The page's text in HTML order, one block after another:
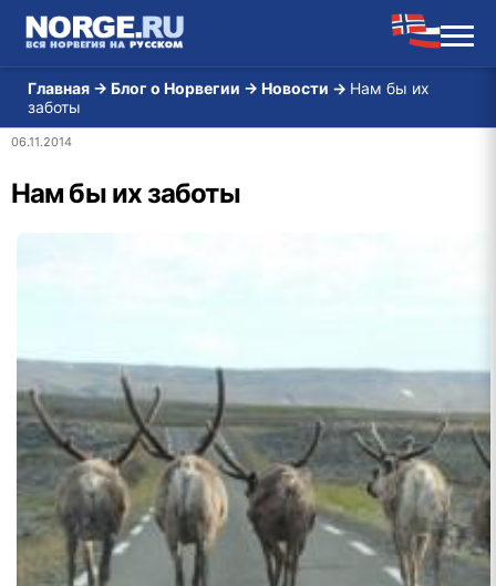
Главная → Блог о Норвегии → Новости → Нам бы их
заботы
06.11.2014
Нам бы их заботы